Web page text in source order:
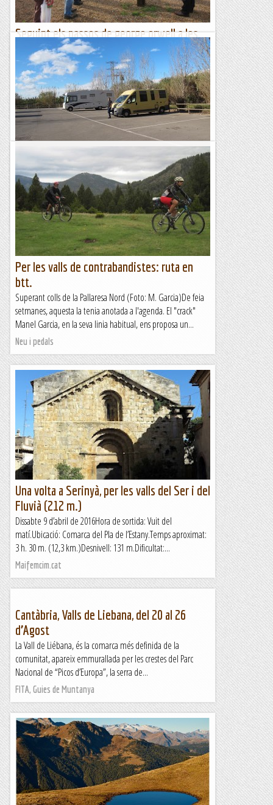
Seguint els passos de george orwell a les
terres de ponent (1)
Aquest diumenge hem començat el cicle de sortides al
voltant de la figura de l'escriptor George Orwell i el seu pas
per les terres de Ponent.Primer ens vam dirigir a Sietamo...
Excursions del Joan Ramon
Escalant i voltant per terres valencianes.
Un dia ben sopat xerrant amb el Sergi apareix el tema
de les parets de Llevant, que si tal via ,que si tal sector…uf
quanta cosa per fer! Ens venia de...
Escalant pel món
Per les valls de contrabandistes: ruta en
btt.
Superant colls de la Pallaresa Nord (Foto: M. Garcia)De feia
setmanes, aquesta la tenia anotada a l'agenda. El "crack"
Manel Garcia, en la seva linia habitual, ens proposa un...
Neu i pedals
Una volta a Serinyà, per les valls del Ser i del
Fluvià (212 m.)
Dissabte 9 d’abril de 2016Hora de sortida: Vuit del
matí.Ubicació: Comarca del Pla de l’Estany.Temps aproximat:
3 h. 30 m. (12,3 km.)Desnivell: 131 m.Dificultat:...
Maifemcim.cat
Cantàbria, Valls de Liebana, del 20 al 26
d’Agost
La Vall de Liébana, és la comarca més definida de la
comunitat, apareix emmurallada per les crestes del Parc
Nacional de “Picos d’Europa”, la serra de...
FITA, Guies de Muntanya